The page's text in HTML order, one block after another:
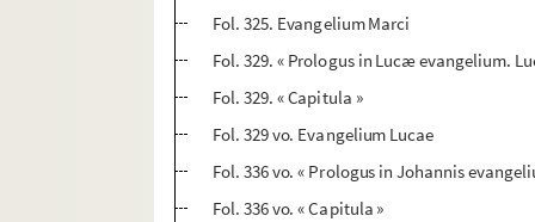
Fol. 325. Evangelium Marci
Fol. 329. « Prologus in Lucæ evangelium.
Fol. 329. « Capitula »
Fol. 329 vo. Evangelium Lucae
Fol. 336 vo. « Prologus in Johannis
Fol. 336 vo. « Capitula »